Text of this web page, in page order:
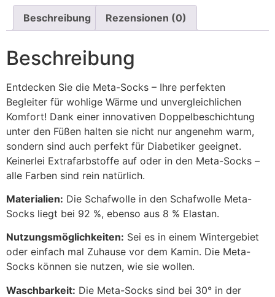
Beschreibung Rezensionen (0)
Beschreibung
Entdecken Sie die Meta-Socks – Ihre perfekten
Begleiter für wohlige Wärme und unvergleichlichen
Komfort! Dank einer innovativen Doppelbeschichtung
unter den Füßen halten sie nicht nur angenehm warm,
sondern sind auch perfekt für Diabetiker geeignet.
Keinerlei Extrafarbstoffe auf oder in den Meta-Socks –
alle Farben sind rein natürlich.
Materialien: Die Schafwolle in den Schafwolle Meta-
Socks liegt bei 92 %, ebenso aus 8 % Elastan.
Nutzungsmöglichkeiten: Sei es in einem Wintergebiet
oder einfach mal Zuhause vor dem Kamin. Die Meta-
Socks können sie nutzen, wie sie wollen.
Waschbarkeit: Die Meta-Socks sind bei 30° in der